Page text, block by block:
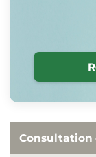
Consultation